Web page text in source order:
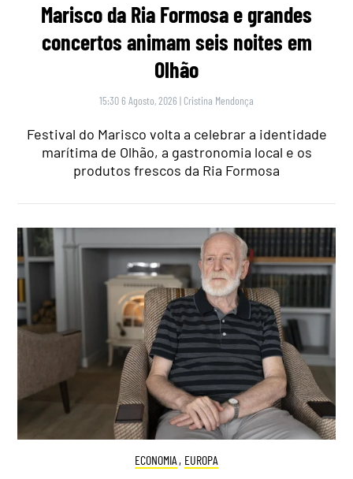
Marisco da Ria Formosa e grandes
concertos animam seis noites em
Olhão
15:30 6 Agosto, 2026 | Cristina Mendonça
Festival do Marisco volta a celebrar a identidade
marítima de Olhão, a gastronomia local e os
produtos frescos da Ria Formosa
ECONOMIA , EUROPA